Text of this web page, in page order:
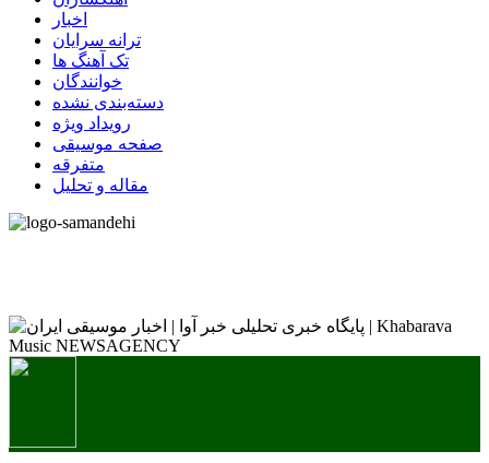
اخبار
ترانه سرایان
تک آهنگ ها
خوانندگان
دسته‌بندی نشده
رویداد ویژه
صفحه موسیقی
متفرقه
مقاله و تحلیل